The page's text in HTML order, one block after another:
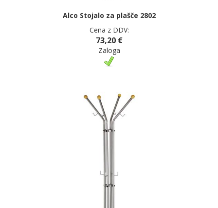
Alco Stojalo za plašče 2802
Cena z DDV:
73,20 €
Zaloga